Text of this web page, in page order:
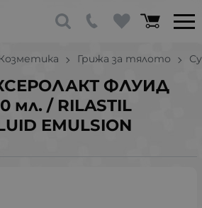
Грижа за тялото
ФЛУИД
мл. / RILASTIL
EMULSION